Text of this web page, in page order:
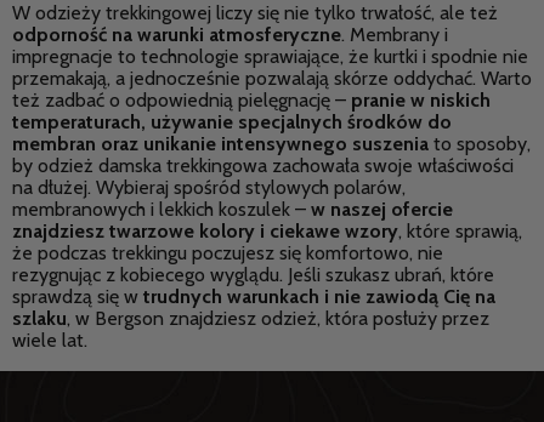
W odzieży trekkingowej liczy się nie tylko trwałość, ale też
odporność na warunki atmosferyczne. Membrany i
impregnacje to technologie sprawiające, że kurtki i spodnie nie
przemakają, a jednocześnie pozwalają skórze oddychać. Warto
też zadbać o odpowiednią pielęgnację – pranie w niskich
temperaturach, używanie specjalnych środków do
membran oraz unikanie intensywnego suszenia to sposoby,
by odzież damska trekkingowa zachowała swoje właściwości
na dłużej. Wybieraj spośród stylowych polarów,
membranowych i lekkich koszulek – w naszej ofercie
znajdziesz twarzowe kolory i ciekawe wzory, które sprawią,
że podczas trekkingu poczujesz się komfortowo, nie
rezygnując z kobiecego wyglądu. Jeśli szukasz ubrań, które
sprawdzą się w trudnych warunkach i nie zawiodą Cię na
szlaku, w Bergson znajdziesz odzież, która posłuży przez
wiele lat.